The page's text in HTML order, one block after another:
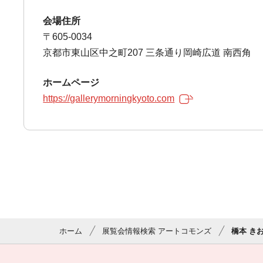
会場住所
〒605-0034
京都市東山区中之町207 三条通り岡崎広道 南西角
ホームページ
https://gallerymorningkyoto.com
ホーム 展覧会情報検索 アートコモンズ 橋本 き